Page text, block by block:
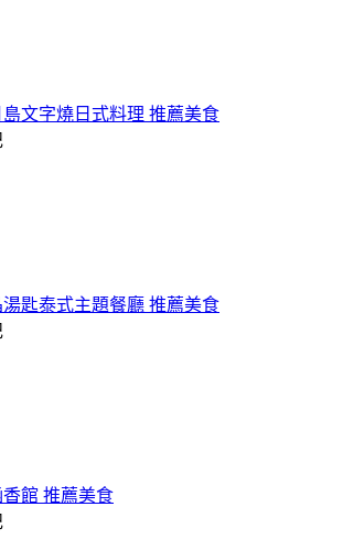
文字燒日式料理 推薦美食
匙泰式主題餐廳 推薦美食
館 推薦美食